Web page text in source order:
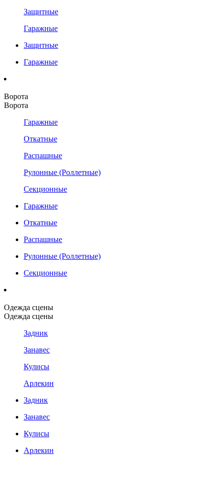
Защитные
Гаражные
Защитные
Гаражные
Ворота
Ворота
Гаражные
Откатные
Распашные
Рулонные (Роллетные)
Секционные
Гаражные
Откатные
Распашные
Рулонные (Роллетные)
Секционные
Одежда сцены
Одежда сцены
Задник
Занавес
Кулисы
Арлекин
Задник
Занавес
Кулисы
Арлекин